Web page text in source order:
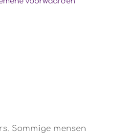
Sommige mensen